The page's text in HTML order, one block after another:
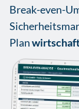
Break-even-
Plan